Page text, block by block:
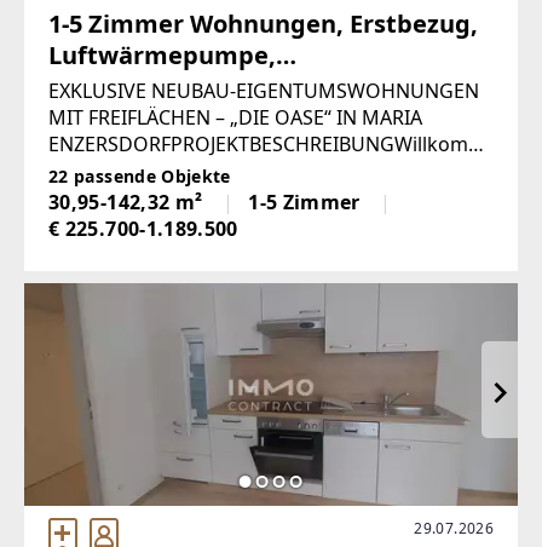
1-5 Zimmer Wohnungen, Erstbezug,
Luftwärmepumpe,
Photovoltaikanlage, Eigengarten,
Terrassen, Aufzug
EXKLUSIVE NEUBAU-EIGENTUMSWOHNUNGEN
MIT FREIFLÄCHEN – „DIE OASE“ IN MARIA
ENZERSDORFPROJEKTBESCHREIBUNGWillkomm
en in „Die Oase“ in Maria Enzersdorf – einem
exklusiven Neubauprojekt mit hochwertig
ausgestatteten Eigentumswohnungen
22 passende Objekte
30,95-142,32 m²
1-5 Zimmer
€ 225.700-1.189.500
29.07.2026